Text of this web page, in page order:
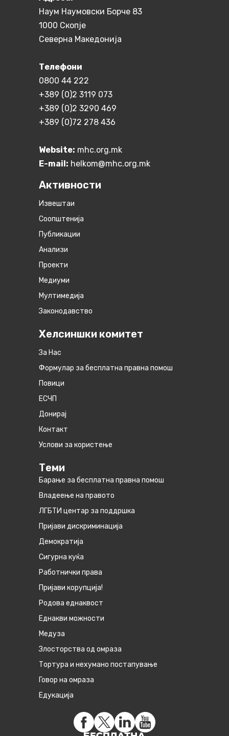
Наум Наумовски Борче 83
1000 Скопје
Северна Македонија
Телефони
0800 44 222
+389 (0)2 3119 073
+389 (0)2 3290 469
+389 (0)72 278 436
Website: mhc.org.mk
E-mail: helkom@mhc.org.mk
Активности
Извештаи
Соопштенија
Публикации
Анализи
Проекти
Медиуми
Мултимедија
Законодавство
Хелсиншки комитет
За Нас
Формулар за бесплатна правна помош
Повици
ЕСЧП
Донирај
Контакт
Услови за користење
Теми
Барање за бесплатна правна помош
Владеење на правото
ЛГБТИ центар за поддршка
Пријави дискриминација
Демократија
Сигурна куќа
Работнички права
Пријави корупција!
Родова еднаквост
Eднакви можности
Медуза
Злосторства од омраза
Тортура и нехумано постапување
Говор на омраза
Едукација